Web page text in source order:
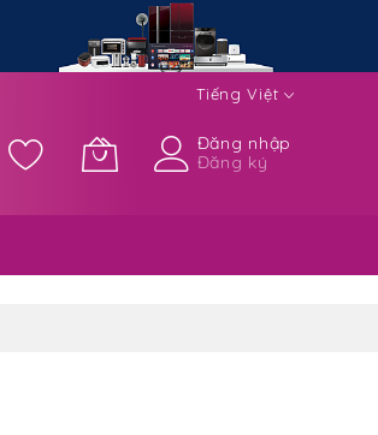
Tiếng Việt
Đăng nhập
Đăng ký